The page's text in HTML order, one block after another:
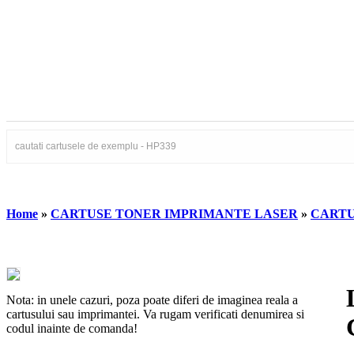
Home » CARTUSE TONER IMPRIMANTE LASER »
Nota: in unele cazuri, poza poate diferi de imaginea reala a
cartusului sau imprimantei. Va rugam verificati denumirea si
codul inainte de comanda!